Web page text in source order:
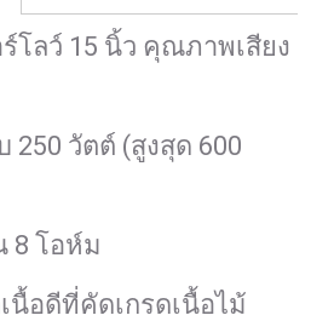
ร์โลว์ 15 นิ้ว คุณภาพเสียง
250 วัตต์ (สูงสุด 600
8 โอห์ม
นื้อดีที่คัดเกรดเนื้อไม้